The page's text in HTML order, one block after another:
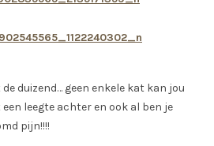
duizend… geen enkele kat kan jou
leegte achter en ook al ben je
pijn!!!!